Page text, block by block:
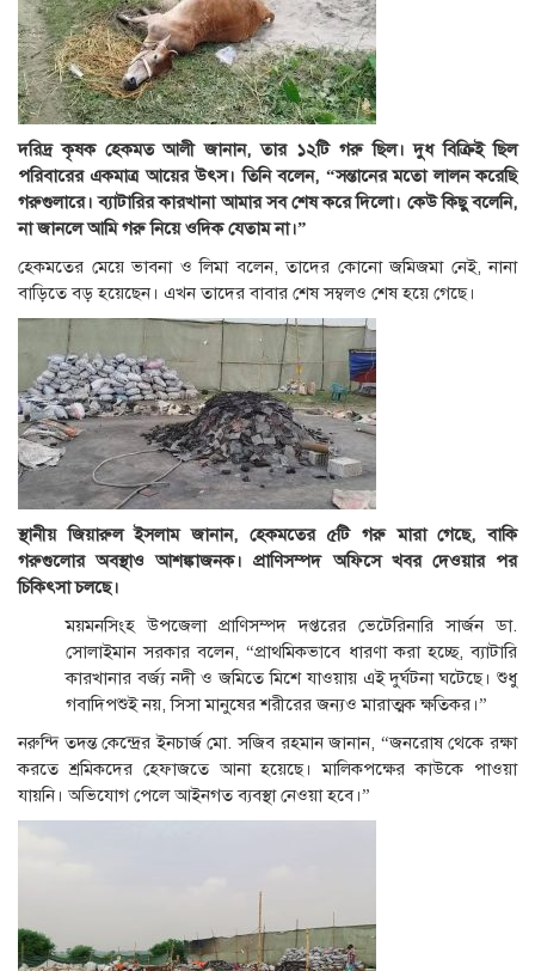
দরিদ্র কৃষক হেকমত আলী জানান, তার ১২টি গরু ছিল। দুধ বিক্রিই ছিল
পরিবারের একমাত্র আয়ের উৎস। তিনি বলেন, “সন্তানের মতো লালন করেছি
গরুগুলারে। ব্যাটারির কারখানা আমার সব শেষ করে দিলো। কেউ কিছু বলেনি,
না জানলে আমি গরু নিয়ে ওদিক যেতাম না।”
হেকমতের মেয়ে ভাবনা ও লিমা বলেন, তাদের কোনো জমিজমা নেই, নানা
বাড়িতে বড় হয়েছেন। এখন তাদের বাবার শেষ সম্বলও শেষ হয়ে গেছে।
স্থানীয় জিয়ারুল ইসলাম জানান, হেকমতের ৫টি গরু মারা গেছে, বাকি
গরুগুলোর অবস্থাও আশঙ্কাজনক। প্রাণিসম্পদ অফিসে খবর দেওয়ার পর
চিকিৎসা চলছে।
ময়মনসিংহ উপজেলা প্রাণিসম্পদ দপ্তরের ভেটেরিনারি সার্জন ডা.
সোলাইমান সরকার বলেন, “প্রাথমিকভাবে ধারণা করা হচ্ছে, ব্যাটারি
কারখানার বর্জ্য নদী ও জমিতে মিশে যাওয়ায় এই দুর্ঘটনা ঘটেছে। শুধু
গবাদিপশুই নয়, সিসা মানুষের শরীরের জন্যও মারাত্মক ক্ষতিকর।”
নরুন্দি তদন্ত কেন্দ্রের ইনচার্জ মো. সজিব রহমান জানান, “জনরোষ থেকে রক্ষা
করতে শ্রমিকদের হেফাজতে আনা হয়েছে। মালিকপক্ষের কাউকে পাওয়া
যায়নি। অভিযোগ পেলে আইনগত ব্যবস্থা নেওয়া হবে।”